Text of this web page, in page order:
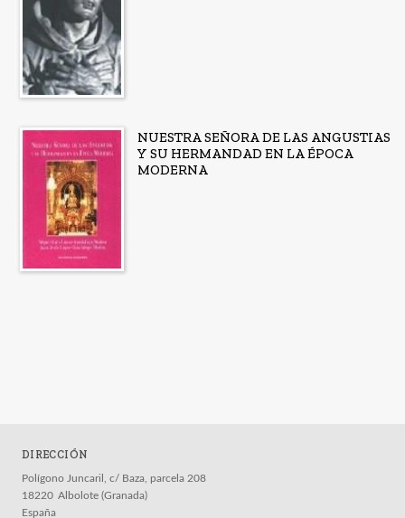
NUESTRA SEÑORA DE LAS ANGUSTIAS
Y SU HERMANDAD EN LA ÉPOCA
MODERNA
DIRECCIÓN
Polígono Juncaril, c/ Baza, parcela 208
18220 Albolote (Granada)
España